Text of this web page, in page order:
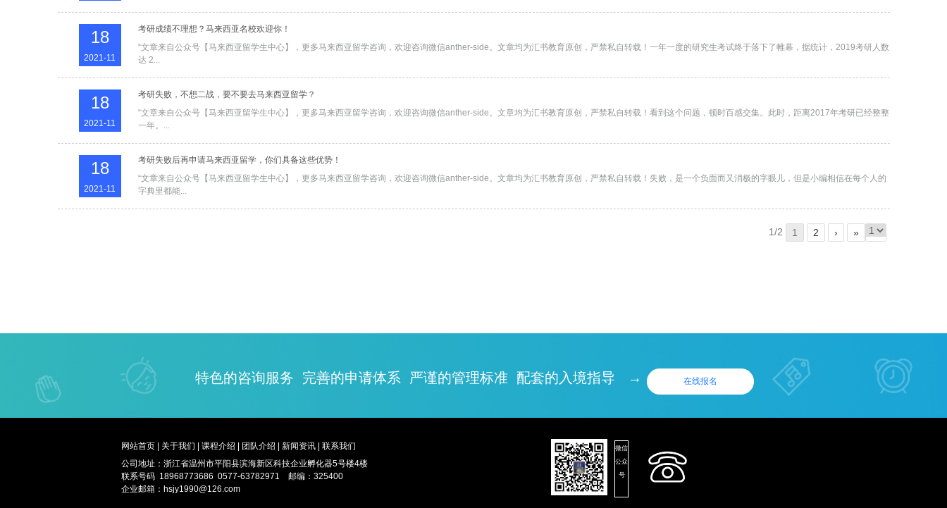
18
2021-11
考研成绩不理想？马来西亚名校欢迎你！
“文章来自公众号【马来西亚留学生中心】，更多马来西亚留学咨询，欢迎咨询微信anther-side。文章均为汇书教育原创，严禁私自转载！一年一度的研究生考试终于落下了帷幕，据统计，2019考研人数
达 2...
18
2021-11
考研失败，不想二战，要不要去马来西亚留学？
“文章来自公众号【马来西亚留学生中心】，更多马来西亚留学咨询，欢迎咨询微信anther-side。文章均为汇书教育原创，严禁私自转载！看到这个问题，顿时百感交集。此时，距离2017年考研已经整整
一年。...
18
2021-11
考研失败后再申请马来西亚留学，你们具备这些优势！
“文章来自公众号【马来西亚留学生中心】，更多马来西亚留学咨询，欢迎咨询微信anther-side。文章均为汇书教育原创，严禁私自转载！失败，是一个负面而又消极的字眼儿，但是小编相信在每个人的
字典里都能...
1/2 1 2 › »
特色的咨询服务 完善的申请体系 严谨的管理标准 配套的入境指导 → 在线报名
网站首页 关于我们 课程介绍 团队介绍 新闻资讯 联系我们
微信
公众
号
公司地址：浙江省温州市平阳县滨海新区科技企业孵化器5号楼4楼
联系号码 18968773686 0577-63782971 邮编：325400
企业邮箱：hsjy1990@126.com